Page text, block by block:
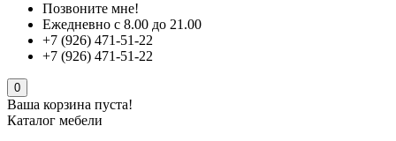
Позвоните мне!
Ежедневно с 8.00 до 21.00
+7 (926) 471-51-22
+7 (926) 471-51-22
0
Ваша корзина пуста!
Каталог мебели